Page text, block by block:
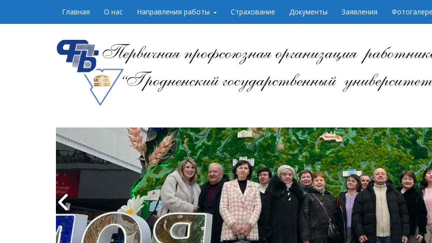
Главная О нас Направления работы Страхование Документы Заявления
Первичная профсоюзная организация
образования "Гродненский
имени Янки